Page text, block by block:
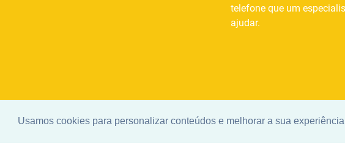
Usamos cookies para personalizar conteúdos e melhorar a sua
telefone que um
ajudar.